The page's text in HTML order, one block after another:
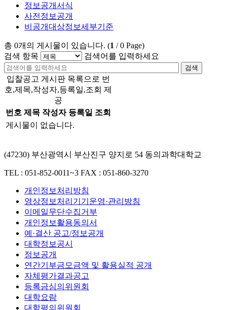
정보공개서식
사전정보공개
비공개대상정보세부기준
총 0개의 게시물이 있습니다. (1 /0 Page)
검색 항목
검색어를 입력하세요
검색
입찰공고 게시판 목록으로 번
호,제목,작성자,등록일,조회 제
공
번호 제목 작성자 등록일 조회
게시물이 없습니다.
(47230) 부산광역시 부산진구 양지로 54 동의과학대학교
TEL : 051-852-0011~3 FAX : 051-860-3270
개인정보처리방침
영상정보처리기기운영·관리방침
이메일무단수집거부
개인정보활용동의서
예·결산 공고/정보공개
대학정보공시
정보공개
연간기부금모금액 및 활용실적 공개
자체평가결과공고
등록금심의위원회
대학요람
대학평의위원회